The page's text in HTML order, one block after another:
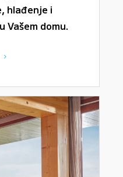
hlađenje i
Vašem domu.